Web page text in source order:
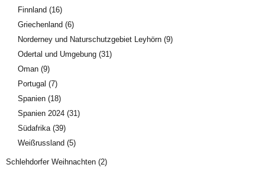
Finnland (16)
Griechenland (6)
Norderney und Naturschutzgebiet Leyhörn (9)
Odertal und Umgebung (31)
Oman (9)
Portugal (7)
Spanien (18)
Spanien 2024 (31)
Südafrika (39)
Weißrussland (5)
Schlehdorfer Weihnachten (2)